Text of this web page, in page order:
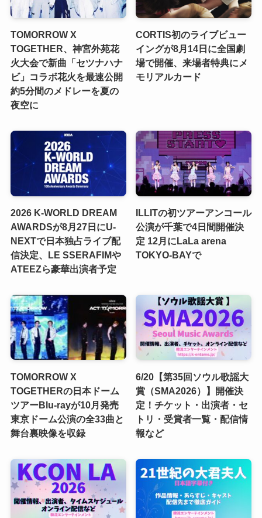
TOMORROW X
TOGETHER、神宮外苑花
火大会で新曲「セツナハナ
ビ」コラボ花火を最速公開
約5分間のメドレーを夏の
夜空に
CORTIS初のライブビュー
イングが8月14日に全国劇
場で開催、来場者特典にメ
モリアルカード
2026 K-WORLD DREAM
AWARDSが8月27日にU-
NEXTで日本独占ライブ配
信決定、LE SSERAFIMや
ATEEZら豪華出演者予定
ILLITの初ツアーアンコール
公演が千葉で4日間開催決
定 12月にLaLa arena
TOKYO-BAYで
TOMORROW X
TOGETHERの日本ドーム
ツアーBlu-rayが10月発売
東京ドーム公演の全33曲と
舞台裏映像を収録
6/20【第35回ソウル歌謡大
賞（SMA2026）】開催決
定！チケット・出演者・セ
トリ・受賞者一覧・配信情
報など